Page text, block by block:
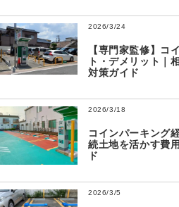
2026/3/24
【専門家監修】コ
ト・デメリット｜
対策ガイド
2026/3/18
コインパーキング
続土地を活かす費
ド
2026/3/5